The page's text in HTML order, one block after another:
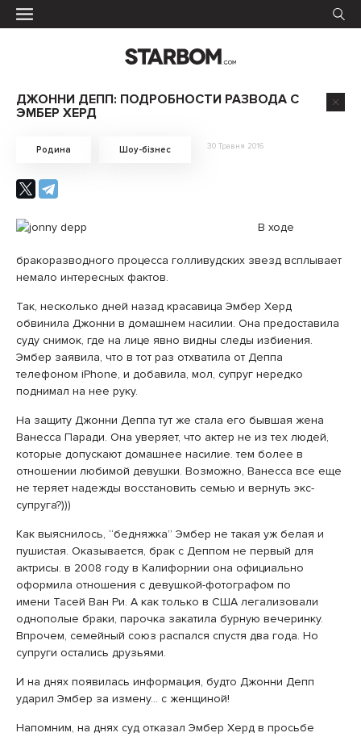
ДЖОННИ ДЕПП: ПОДРОБНОСТИ РАЗВОДА С
ЭМБЕР ХЕРД
Родина Шоу-бізнес 30 Травня 2016
В ходе
бракоразводного процесса голливудских звезд всплывает
немало интересных фактов.
Так, несколько дней назад красавица Эмбер Херд
обвинила Джонни в домашнем насилии. Она предоставила
суду снимок, где на лице явно видны следы избиения.
Эмбер заявила, что в тот раз отхватила от Деппа
телефоном iPhone, и добавила, мол, супруг нередко
поднимал на нее руку.
На защиту Джонни Деппа тут же стала его бывшая жена
Ванесса Паради. Она уверяет, что актер не из тех людей,
которые допускают домашнее насилие. тем более в
отношении любимой девушки. Возможно, Ванесса все еще
не теряет надежды восстановить семью и вернуть экс-
супруга?)))
Как выяснилось, “бедняжка” Эмбер не такая уж белая и
пушистая. Оказывается, брак с Деппом не первый для
актрисы. в 2008 году в Калифорнии она официально
оформила отношения с девушкой-фотографом по
имени Тасей Ван Ри. А как только в США легализовали
однополые браки, парочка закатила бурную вечеринку.
Впрочем, семейный союз распался спустя два года. Но
супруги остались друзьями.
И на днях появилась информация, будто Джонни Депп
ударил Эмбер за измену… с женщиной!
Напомним, на днях суд отказал Эмбер Херд в просьбе